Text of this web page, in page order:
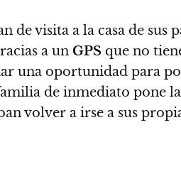
de visita a la casa de
a un GPS que no
una oportunidad para
de inmediato pone
volver a irse a sus